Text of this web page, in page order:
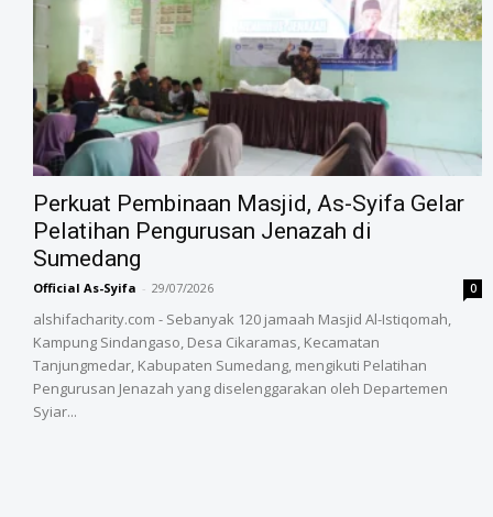
‎Perkuat Pembinaan Masjid, As-Syifa Gelar
Pelatihan Pengurusan Jenazah di
Sumedang
Official As-Syifa - 29/07/2026 0
alshifacharity.com - Sebanyak 120 jamaah Masjid Al-Istiqomah,
Kampung Sindangaso, Desa Cikaramas, Kecamatan
Tanjungmedar, Kabupaten Sumedang, mengikuti Pelatihan
Pengurusan Jenazah yang diselenggarakan oleh Departemen
Syiar...